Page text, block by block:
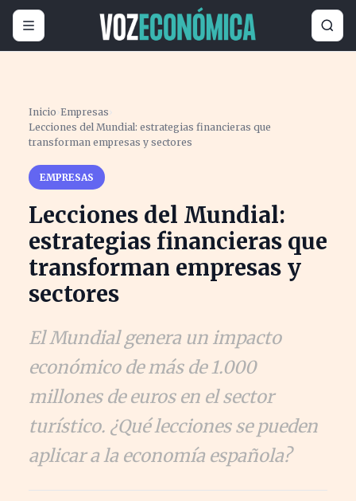
Inicio ›Empresas ›
Lecciones del Mundial: estrategias financieras que
transforman empresas y sectores
EMPRESAS
Lecciones del Mundial:
estrategias financieras que
transforman empresas y
sectores
El Mundial genera un impacto
económico de más de 1.000
millones de euros en el sector
turístico. ¿Qué lecciones se pueden
aplicar a la economía española?